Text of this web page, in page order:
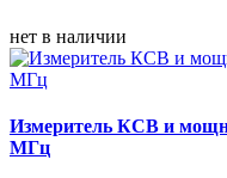
нет в наличии
Измеритель КСВ и
МГц